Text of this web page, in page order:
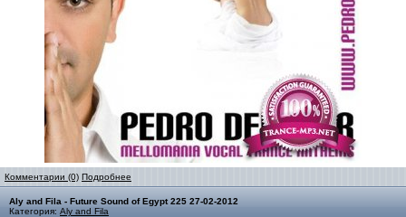
Комментарии (0) Подробнее
Aly and Fila - Future Sound of Egypt 225 27-02-2012
Категория: Aly and Fila